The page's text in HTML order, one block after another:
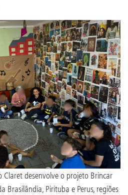
Claret desenvolve o projeto Brincar
Brasilândia, Pirituba e Perus, regiões